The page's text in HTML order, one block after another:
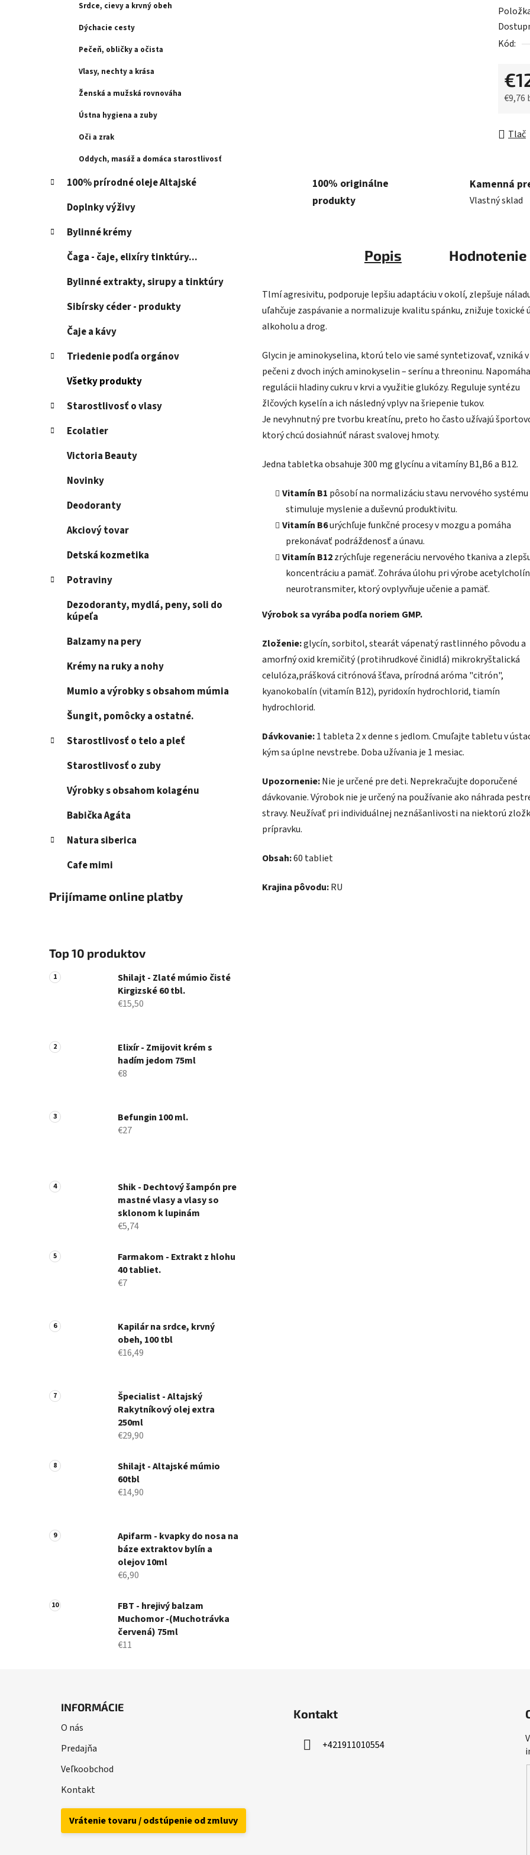
Srdce, cievy a krvný obeh
Dýchacie cesty
Pečeň, obličky a očista
Vlasy, nechty a krása
Ženská a mužská rovnováha
Ústna hygiena a zuby
Oči a zrak
Oddych, masáž a domáca starostlivosť
100% prírodné oleje Altajské
Doplnky výživy
Bylinné krémy
Čaga - čaje, elixíry tinktúry...
Bylinné extrakty, sirupy a tinktúry
Sibírsky céder - produkty
Čaje a kávy
Triedenie podľa orgánov
Všetky produkty
Starostlivosť o vlasy
Ecolatier
Victoria Beauty
Novinky
Deodoranty
Akciový tovar
Detská kozmetika
Potraviny
Dezodoranty, mydlá, peny, soli do
kúpeľa
Balzamy na pery
Krémy na ruky a nohy
Mumio a výrobky s obsahom múmia
Šungit, pomôcky a ostatné.
Starostlivosť o telo a pleť
Starostlivosť o zuby
Výrobky s obsahom kolagénu
Babička Agáta
Natura siberica
Cafe mimi
Prijímame online platby
Top 10 produktov
Shilajt - Zlaté múmio čisté
Kirgizské 60 tbl.
€15,50
Elixír - Zmijovit krém s
hadím jedom 75ml
€8
Befungin 100 ml.
€27
Shik - Dechtový šampón pre
mastné vlasy a vlasy so
sklonom k ​​lupinám
€5,74
Farmakom - Extrakt z hlohu
40 tabliet.
€7
Kapilár na srdce, krvný
obeh, 100 tbl
€16,49
Špecialist - Altajský
Rakytníkový olej extra
250ml
€29,90
Shilajt - Altajské múmio
60tbl
€14,90
Apifarm - kvapky do nosa na
báze extraktov bylín a
olejov 10ml
€6,90
FBT - hrejivý balzam
Muchomor -(Muchotrávka
červená) 75ml
€11
Kód:
€9,76
Tlač
100% originálne
produkty
Kamenná
Vlastný sklad
Popis Hodnotenie
Tlmí agresivitu, podporuje lepšiu adaptáciu v okolí, zlepšuje
uľahčuje zaspávanie a normalizuje kvalitu spánku, znižuje toxické
alkoholu a drog.
Glycin je aminokyselina, ktorú telo vie samé syntetizovať, vzniká v
pečeni z dvoch iných aminokyselin – serínu a threoninu. Napomáha
regulácii hladiny cukru v krvi a využitie glukózy. Reguluje syntézu
žlčových kyselín a ich následný vplyv na šriepenie tukov.
Je nevyhnutný pre tvorbu kreatínu, preto ho často užívajú
ktorý chcú dosiahnúť nárast svalovej hmoty.
Jedna tabletka obsahuje 300 mg glycínu a vitamíny B1,B6 a B12.
Vitamín B1 pôsobí na normalizáciu stavu nervového systému
stimuluje myslenie a duševnú produktivitu.
Vitamín B6urýchľuje funkčné procesy v mozgu a pomáha
prekonávať podráždenosť a únavu.
Vitamín B12zrýchľuje regeneráciu nervového tkaniva a
koncentráciu a pamäť. Zohráva úlohu pri výrobe
neurotransmiter, ktorý ovplyvňuje učenie a pamäť.
Výrobok sa vyrába podľa noriem GMP.
Zloženie:glycín, sorbitol, stearát vápenatý rastlinného pôvodu a
amorfný oxid kremičitý (protihrudkové činidlá) mikrokryštalická
celulóza,prášková citrónová šťava, prírodná aróma "citrón",
kyanokobalín (vitamín B12), pyridoxín hydrochlorid, tiamín
hydrochlorid.
Dávkovanie:1 tableta 2 x denne s jedlom. Cmuľajte tabletu v
kým sa úplne nevstrebe. Doba užívania je 1 mesiac.
Upozornenie:Nie je určené pre deti. Neprekračujte doporučené
dávkovanie. Výrobok nie je určený na používanie ako náhrada
stravy. Neužívať pri individuálnej neznášanlivosti na niektorú
prípravku.
Obsah:60 tabliet
Krajina pôvodu:RU
INFORMÁCIE
O nás
Predajňa
Veľkoobchod
Kontakt
Vrátenie tovaru / odstúpenie od zmluvy
Kontakt
+421911010554